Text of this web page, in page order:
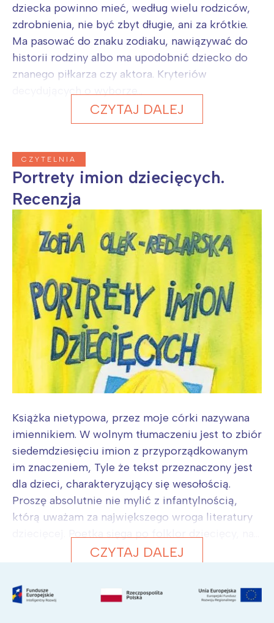
dziecka powinno mieć, według wielu rodziców,
zdrobnienia, nie być zbyt długie, ani za krótkie.
Ma pasować do znaku zodiaku, nawiązywać do
historii rodziny albo ma upodobnić dziecko do
znanego piłkarza czy aktora. Kryteriów
CZYTAJ DALEJ
CZYTELNIA
Portrety imion dziecięcych.
Recenzja
Książka nietypowa, przez moje córki nazywana
imiennikiem. W wolnym tłumaczeniu jest to zbiór
siedemdziesięciu imion z przyporządkowanym
im znaczeniem, Tyle że tekst przeznaczony jest
dla dzieci, charakteryzujący się wesołością.
Proszę absolutnie nie mylić z infantylnością,
którą uważam za największego wroga literatury
CZYTAJ DALEJ